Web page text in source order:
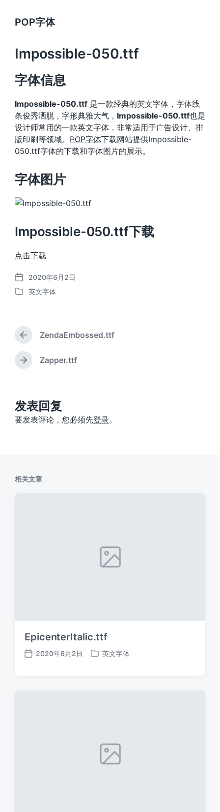
POP字体
Impossible-050.ttf
字体信息
Impossible-050.ttf 是一款经典的英文字体，字体线
条俊秀洒脱，字形典雅大气， Impossible-050.ttf也是
设计师常用的一款英文字体，非常适用于广告设计、排
版印刷等领域。 POP字体下载网站提供Impossible-
050.ttf字体的下载和字体图片的展示。
字体图片
Impossible-050.ttf下载
点击下载
发
布
2020年6月2日
发
英文字体
上
篇
文
章
ZendaEmbossed.ttf
下
：
Zapper.ttf
发表回复
要发表评论，您必须先登录。
相关文章
EpicenterItalic.ttf
发
2020年6月2日
发
英文字体